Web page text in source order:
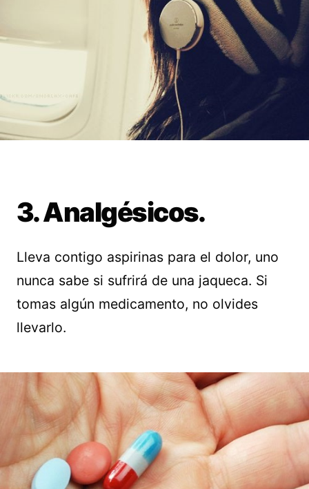
3. Analgésicos.
Lleva contigo aspirinas para el dolor, uno
nunca sabe si sufrirá de una jaqueca. Si
tomas algún medicamento, no olvides
llevarlo.